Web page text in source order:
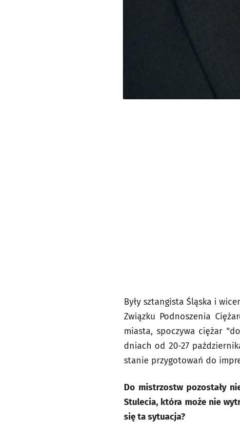
Były sztangista Śląska i
Związku Podnoszenia
miasta, spoczywa ciężar
dniach od 20-27
stanie przygotowań do
Do mistrzostw pozostały
Stulecia, która może nie
się ta sytuacja?